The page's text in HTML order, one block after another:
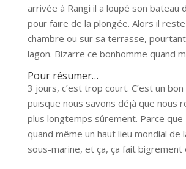
arrivée à Rangi il a loupé son bateau
pour faire de la plongée. Alors il
chambre ou sur sa terrasse,
lagon. Bizarre ce bonhomme quand
Pour résumer…
3 jours, c’est trop court. C’est un
puisque nous savons déjà que nous
plus longtemps sûrement. Parce que
quand même un haut lieu mondial de
sous-marine, et ça, ça fait bigrement